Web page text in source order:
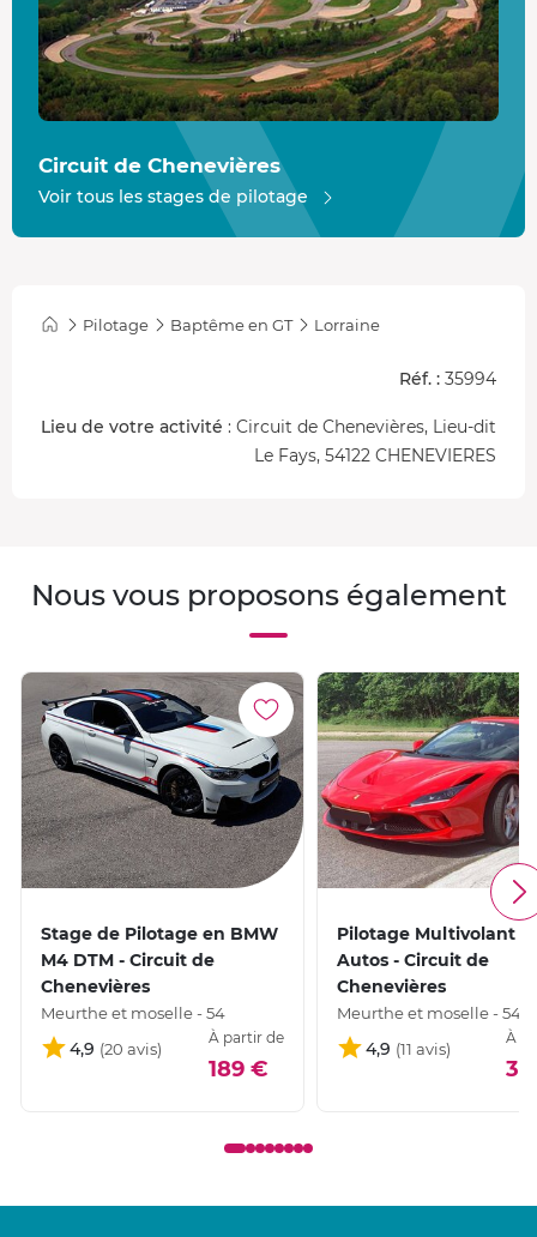
Circuit de Chenevières
Voir tous les stages de pilotage
Pilotage Baptême en GT Lorraine
Réf. : 35994
Lieu de votre activité : Circuit de Chenevières, Lieu-dit
Le Fays, 54122 CHENEVIERES
Nous vous proposons également
Stage de Pilotage en BMW
M4 DTM - Circuit de
Chenevières
Meurthe et moselle - 54
4,9
À partir de
189 €
Pilotage Multivolant 2
Autos - Circuit de
Chenevières
Meurthe et moselle - 54
4,9
À